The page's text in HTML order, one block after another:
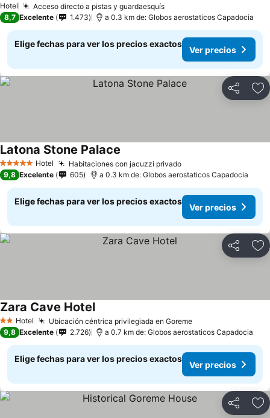
Hotel Acceso directo a pistas y guardaesquís
8,7 Excelente 1.473 a 0.3 km de: Globos aerostaticos Capadocia
Elige fechas para ver los precios exactos
Ver precios
Compartir
5 Estrellas Hotel Habitaciones con jacuzzi privado
Latona Stone Palace
9,8 Excelente 605 a 0.3 km de: Globos aerostaticos Capadocia
Elige fechas para ver los precios exactos
Ver precios
Compartir
2 Estrellas
Hotel Ubicación céntrica privilegiada en Goreme
Zara Cave Hotel
9,8 Excelente 2.726 a 0.7 km de: Globos aerostaticos Capadocia
Elige fechas para ver los precios exactos
Ver precios
Compartir